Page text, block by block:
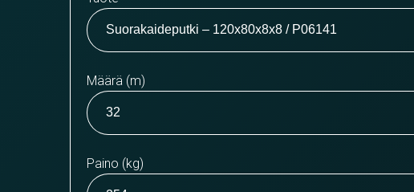
Määrä (m)
Paino (kg)